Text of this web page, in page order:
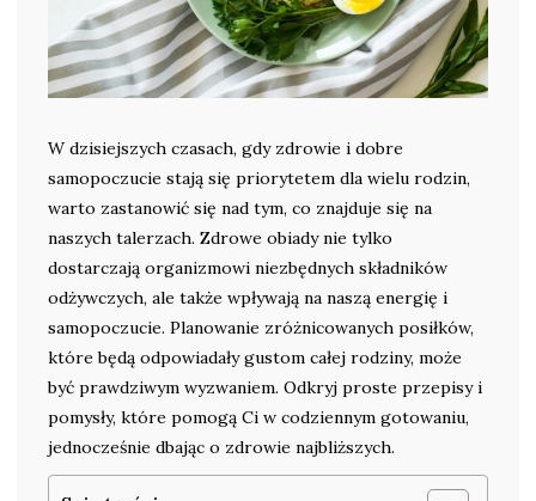
W dzisiejszych czasach, gdy zdrowie i dobre
samopoczucie stają się priorytetem dla wielu rodzin,
warto zastanowić się nad tym, co znajduje się na
naszych talerzach. Zdrowe obiady nie tylko
dostarczają organizmowi niezbędnych składników
odżywczych, ale także wpływają na naszą energię i
samopoczucie. Planowanie zróżnicowanych posiłków,
które będą odpowiadały gustom całej rodziny, może
być prawdziwym wyzwaniem. Odkryj proste przepisy i
pomysły, które pomogą Ci w codziennym gotowaniu,
jednocześnie dbając o zdrowie najbliższych.